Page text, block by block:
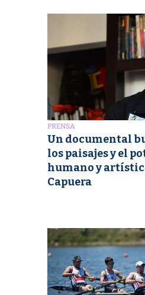
PRENSA
Un documental
los paisajes y el
humano y
Capuera